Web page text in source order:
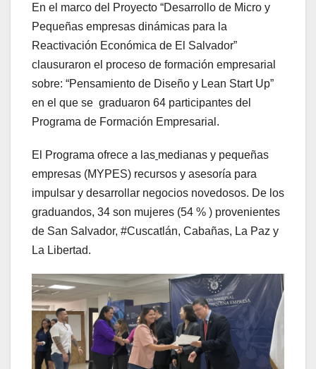
En el marco del Proyecto “Desarrollo de Micro y
Pequeñas empresas dinámicas para la
Reactivación Económica de El Salvador”
clausuraron el proceso de formación empresarial
sobre: “Pensamiento de Diseño y Lean Start Up”
en el que se graduaron 64 participantes del
Programa de Formación Empresarial.
El Programa ofrece a las medianas y pequeñas
empresas (MYPES) recursos y asesoría para
impulsar y desarrollar negocios novedosos. De los
graduandos, 34 son mujeres (54 % ) provenientes
de San Salvador, #Cuscatlán, Cabañas, La Paz y
La Libertad.